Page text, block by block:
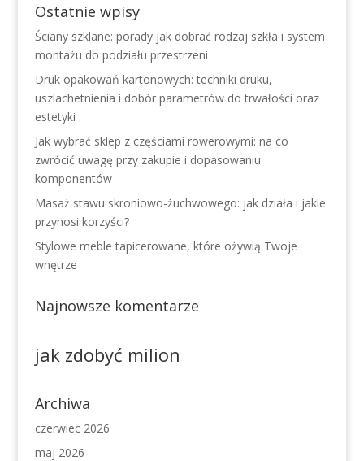
Ostatnie wpisy
Ściany szklane: porady jak dobrać rodzaj szkła i system
montażu do podziału przestrzeni
Druk opakowań kartonowych: techniki druku,
uszlachetnienia i dobór parametrów do trwałości oraz
estetyki
Jak wybrać sklep z częściami rowerowymi: na co
zwrócić uwagę przy zakupie i dopasowaniu
komponentów
Masaż stawu skroniowo-żuchwowego: jak działa i jakie
przynosi korzyści?
Stylowe meble tapicerowane, które ożywią Twoje
wnętrze
Najnowsze komentarze
jak zdobyć milion
Archiwa
czerwiec 2026
maj 2026